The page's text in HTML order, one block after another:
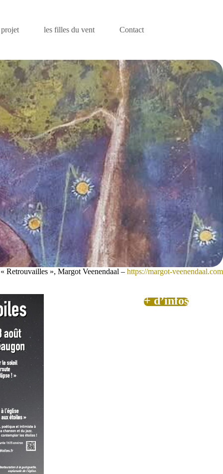
les filles du vent Contact
Retrouvailles », Margot Veenendaal – https://margot-veenendaal.com
+ d’infos